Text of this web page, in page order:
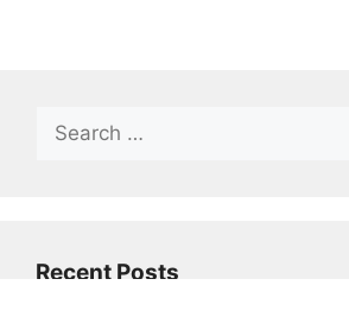
Search
for:
Recent Posts